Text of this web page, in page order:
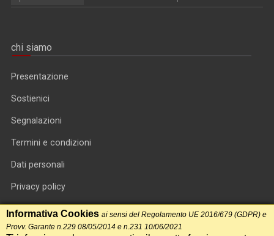
chi siamo
Presentazione
Sostienici
Segnalazioni
Termini e condizioni
Dati personali
Privacy policy
Informativa cookie
RSS feed
Informativa Cookies ai sensi del Regolamento UE 2016/679 (GDPR) e
Provv. Garante n.229 08/05/2014 e n.231 10/06/2021